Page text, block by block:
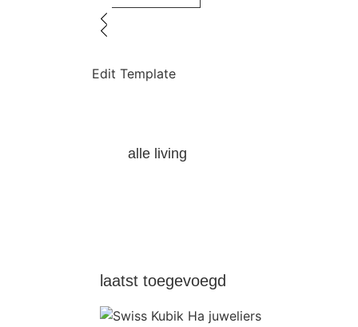
Edit Template
alle living
laatst toegevoegd